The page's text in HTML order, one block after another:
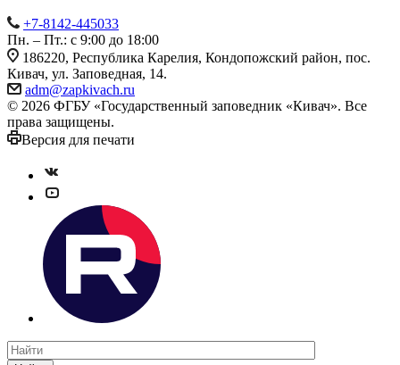
+7-8142-445033
Пн. – Пт.: с 9:00 до 18:00
186220, Республика Карелия, Кондопожский район, пос.
Кивач, ул. Заповедная, 14.
adm@zapkivach.ru
© 2026 ФГБУ «Государственный заповедник «Кивач». Все
права защищены.
Версия для печати